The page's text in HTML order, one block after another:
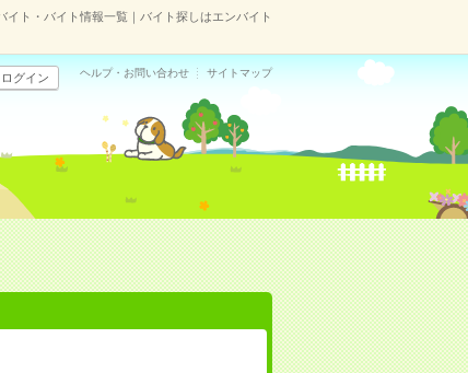
ト・バイト情報一覧｜バイト探しはエンバイト
ログイン ヘルプ・お問い合わせ サイトマップ